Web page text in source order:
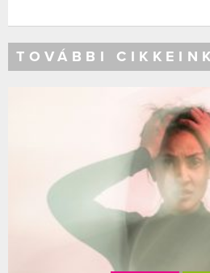
TOVÁBBI